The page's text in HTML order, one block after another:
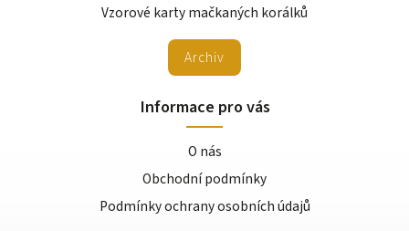
Vzorové karty mačkaných korálků
Archiv
Informace pro vás
O nás
Obchodní podmínky
Podmínky ochrany osobních údajů